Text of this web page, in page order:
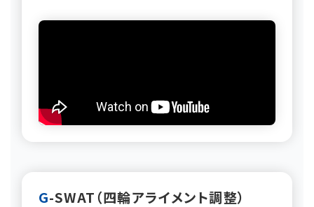
G-SWAT（四輪アライメント調整）